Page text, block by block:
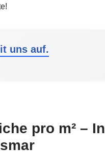
uns auf.
pro m² –